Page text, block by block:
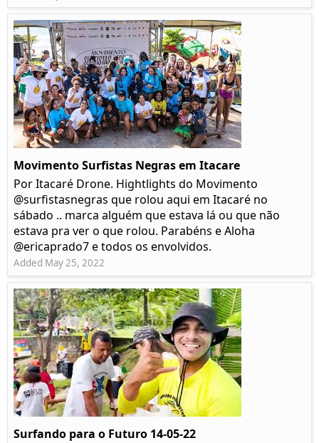
Movimento Surfistas Negras em Itacare
Por Itacaré Drone. Hightlights do Movimento
@surfistasnegras que rolou aqui em Itacaré no
sábado .. marca alguém que estava lá ou que não
estava pra ver o que rolou. Parabéns e Aloha
@ericaprado7 e todos os envolvidos.
Added May 25, 2022
Surfando para o Futuro 14-05-22